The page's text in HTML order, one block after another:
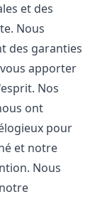
et des
Nous
des garanties
apporter
Nos
ont
pour
et notre
Nous